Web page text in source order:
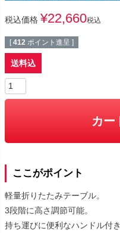
税込価格 ¥22,660税込
[ 412 ポイント進呈 ]
送料込
カー
ここがポイント
軽量折りたたみテーブル。
3段階に高さ調節可能。
持ち運びに便利なハンドル付き